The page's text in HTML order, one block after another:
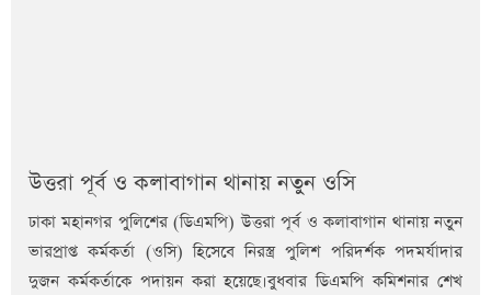
উত্তরা পূর্ব ও কলাবাগান থানায় নতুন ওসি
ঢাকা মহানগর পুলিশের (ডিএমপি) উত্তরা পূর্ব ও কলাবাগান থানায় নতুন
ভারপ্রাপ্ত কর্মকর্তা (ওসি) হিসেবে নিরস্ত্র পুলিশ পরিদর্শক পদমর্যাদার
দুজন কর্মকর্তাকে পদায়ন করা হয়েছে।বুধবার ডিএমপি কমিশনার শেখ